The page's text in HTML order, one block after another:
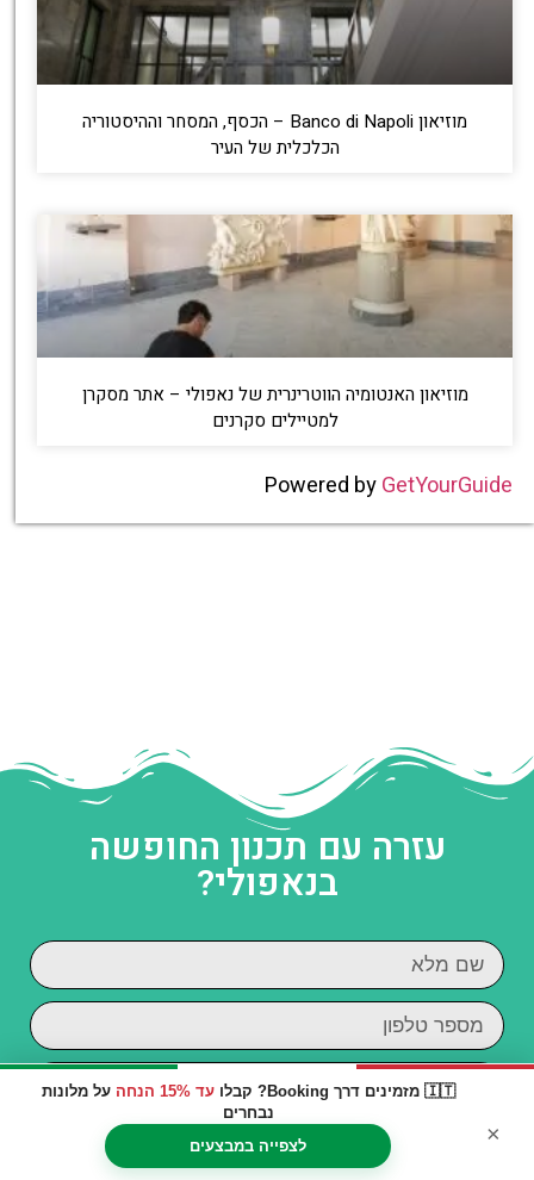
🇮🇹 מזמינים דרך Booking? קבלו עד 15% הנחה
על מלונות
נבחרים
לצפייה במבצעים
×
מוזיאון Banco di Napoli – הכסף, המסחר וההיסטוריה
הכלכלית של העיר
מוזיאון האנטומיה הווטרינרית של נאפולי – אתר מסקרן
למטיילים סקרנים
Powered byGetYourGuide
עזרה עם תכנון החופשה
בנאפולי?
קראתי והסכמתי ל
מדיניות הפרטיות